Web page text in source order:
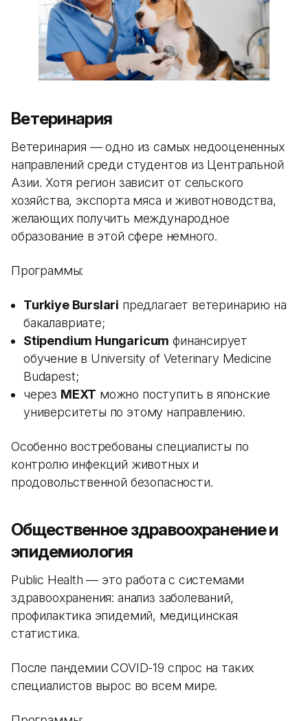
Ветеринария
Ветеринария — одно из самых недооцененных
направлений среди студентов из Центральной
Азии. Хотя регион зависит от сельского
хозяйства, экспорта мяса и животноводства,
желающих получить международное
образование в этой сфере немного.
Программы:
Turkiye Burslari предлагает ветеринарию на
бакалавриате;
Stipendium Hungaricum финансирует
обучение в University of Veterinary Medicine
Budapest;
через MEXT можно поступить в японские
университеты по этому направлению.
Особенно востребованы специалисты по
контролю инфекций животных и
продовольственной безопасности.
Общественное здравоохранение и
эпидемиология
Public Health — это работа с системами
здравоохранения: анализ заболеваний,
профилактика эпидемий, медицинская
статистика.
После пандемии COVID-19 спрос на таких
специалистов вырос во всем мире.